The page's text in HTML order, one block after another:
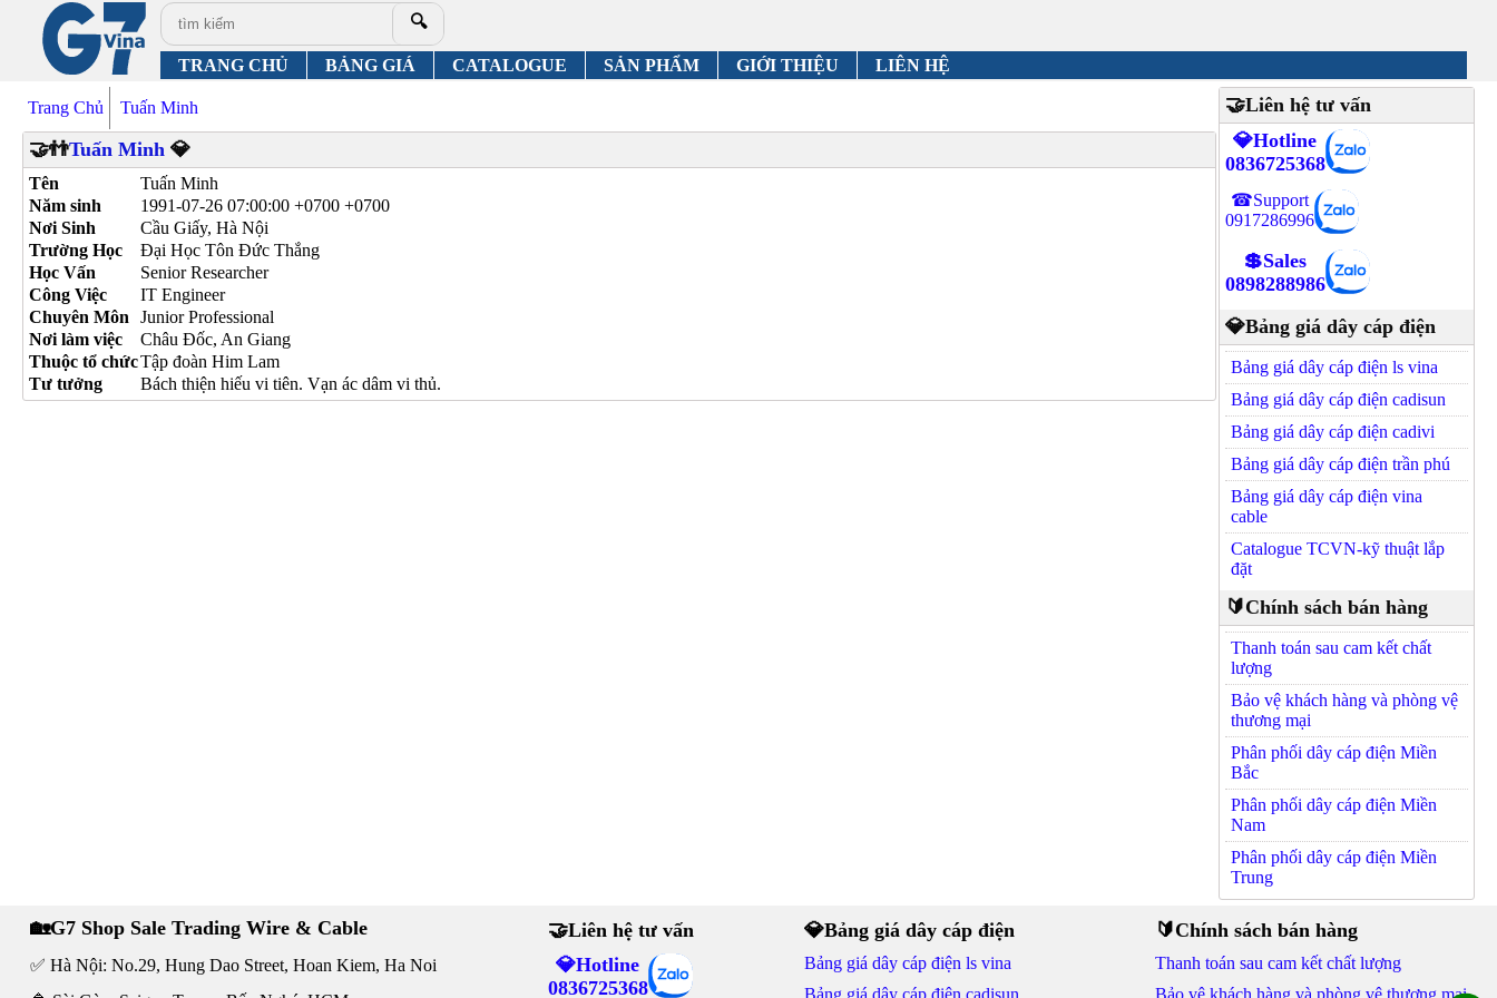
🔍
TRANG CHỦ BẢNG GIÁ CATALOGUE SẢN PHẨM GIỚI THIỆU LIÊN HỆ
Trang Chủ Tuấn Minh
🤝👬Tuấn Minh 💎
Tên
Tuấn Minh
Năm sinh
1991-07-26 07:00:00 +0700 +0700
Nơi Sinh
Cầu Giấy, Hà Nội
Trường Học
Đại Học Tôn Đức Thắng
Học Vấn
Senior Researcher
Công Việc
IT Engineer
Chuyên Môn
Junior Professional
Nơi làm việc
Châu Đốc, An Giang
Thuộc tổ chứcTập đoàn Him Lam
Tư tưởng
Bách thiện hiếu vi tiên. Vạn ác dâm vi thủ.
🤝Liên hệ tư vấn
💎Hotline
0836725368
☎Support
0917286996
💲Sales
0898288986
💎Bảng giá dây cáp điện
Bảng giá dây cáp điện ls vina
Bảng giá dây cáp điện cadisun
Bảng giá dây cáp điện cadivi
Bảng giá dây cáp điện trần phú
Bảng giá dây cáp điện vina
cable
Catalogue TCVN-kỹ thuật lắp
đặt
🔰Chính sách bán hàng
Thanh toán sau cam kết chất
lượng
Bảo vệ khách hàng và phòng vệ
thương mại
Phân phối dây cáp điện Miền
Bắc
Phân phối dây cáp điện Miền
Nam
Phân phối dây cáp điện Miền
Trung
🏡G7 Shop Sale Trading Wire & Cable
✅ Hà Nội: No.29, Hung Dao Street, Hoan Kiem, Ha Noi
🤝Liên hệ tư vấn
💎Hotline
0836725368
💎Bảng giá dây cáp điện
Bảng giá dây cáp điện ls vina
Bảng giá dây cáp điện cadisun
🔰Chính sách bán hàng
Thanh toán sau cam kết chất lượng
Bảo vệ khách hàng và phòng vệ thương mại